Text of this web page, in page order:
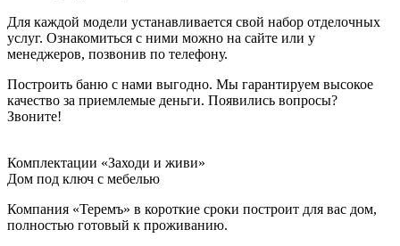
Для каждой модели устанавливается свой набор отделочных
услуг. Ознакомиться с ними можно на сайте или у
менеджеров, позвонив по телефону.
Построить баню с нами выгодно. Мы гарантируем высокое
качество за приемлемые деньги. Появились вопросы?
Звоните!
Комплектации «Заходи и живи»
Дом под ключ с мебелью
Компания «Теремъ» в короткие сроки построит для вас дом,
полностью готовый к проживанию.